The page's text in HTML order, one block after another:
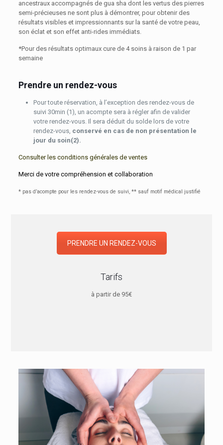
ancestraux accompagnés de gua sha dont les vertus des pierres
semi-précieuses ne sont plus à démontrer, pour obtenir des
résultats visibles et impressionnants sur la santé de votre peau,
son éclat et son effet anti-rides immédiats.
*Pour des résultats optimaux cure de 4 soins à raison de 1 par
semaine
Prendre un rendez-vous
Pour toute réservation, à l’exception des rendez-vous de
suivi 30min (1), un acompte sera à régler afin de valider
votre rendez-vous. Il sera déduit du solde lors de votre
rendez-vous, conservé en cas de non présentation le
jour du soin(2).
Consulter les conditions générales de ventes
Merci de votre compréhension et collaboration
* pas d’acompte pour les rendez-vous de suivi, ** sauf motif médical justifié
PRENDRE UN RENDEZ-VOUS
Tarifs
à partir de 95€